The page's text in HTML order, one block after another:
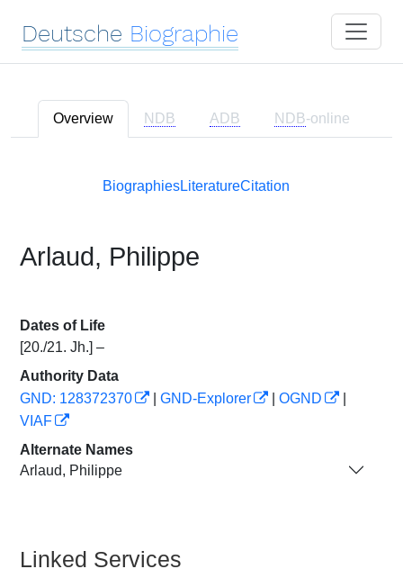
Deutsche Biographie
Overview NDB ADB NDB-online
BiographiesLiteratureCitation
Arlaud, Philippe
Dates of Life
[20./21. Jh.] –
Authority Data
GND: 128372370
GND-Explorer OGND
VIAF
Alternate Names
Arlaud, Philippe
Linked Services